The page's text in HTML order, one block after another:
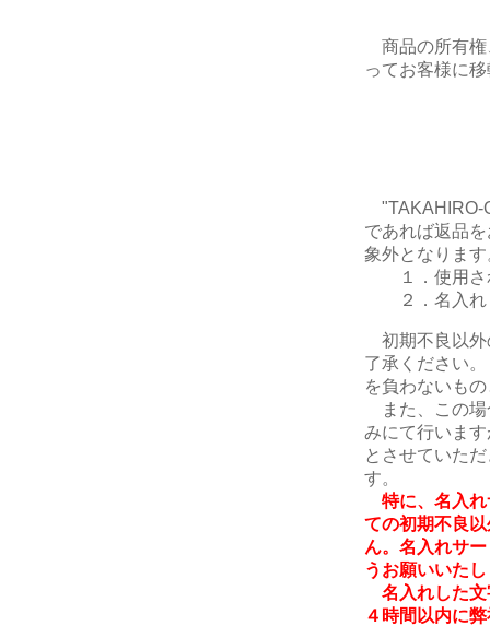
商品の所有権
ってお客様に
"TAKAHIRO-
であれば返品
象外となりま
１．使用さ
２．名入れ
初期不良以外
了承ください
を負わないも
また、この場
みにて行いま
とさせていた
す。
特に、名入
ての初期不良
ん。名入れサ
うお願いいた
名入れした文
４時間以内に